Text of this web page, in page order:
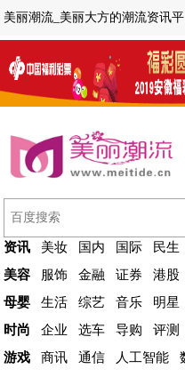
美丽潮流_美丽大方的潮流资讯
资讯 美妆 国内 国际 民生
美容
服饰 金融 证券 港股
母婴
生活 综艺 音乐 明星
时尚
企业 选车 导购 评测
游戏
商讯 通信 人工智能